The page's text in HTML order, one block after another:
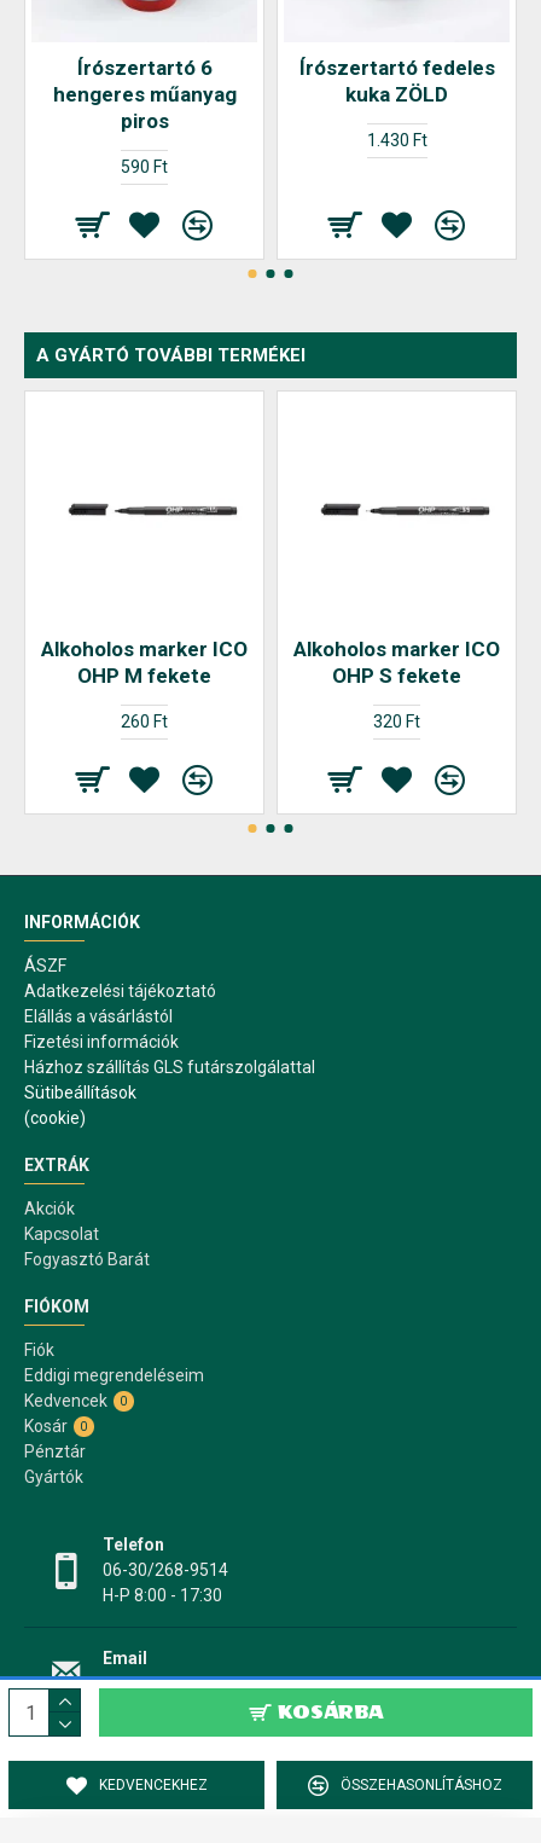
KOSÁRBA
KEDVENCEKHEZ ÖSSZEHASONLÍTÁSHOZ
Írószertartó 6
hengeres műanyag
piros
590 Ft
Írószertartó fedeles
kuka ZÖLD
1.430 Ft
A GYÁRTÓ TOVÁBBI TERMÉKEI
Alkoholos marker ICO
OHP M fekete
260 Ft
Alkoholos marker ICO
OHP S fekete
320 Ft
INFORMÁCIÓK
ÁSZF
Adatkezelési tájékoztató
Elállás a vásárlástól
Fizetési információk
Házhoz szállítás GLS futárszolgálattal
Sütibeállítások
(cookie)
EXTRÁK
Akciók
Kapcsolat
Fogyasztó Barát
FIÓKOM
Fiók
Eddigi megrendeléseim
Kedvencek
0
Kosár 0
Pénztár
Gyártók
Telefon
06-30/268-9514
H-P 8:00 - 17:30
Email
info@papir17.hu
PAPÍR17.HU Papír-, írószer webáruház © 2022-2025 - Minden jog fenntartva!